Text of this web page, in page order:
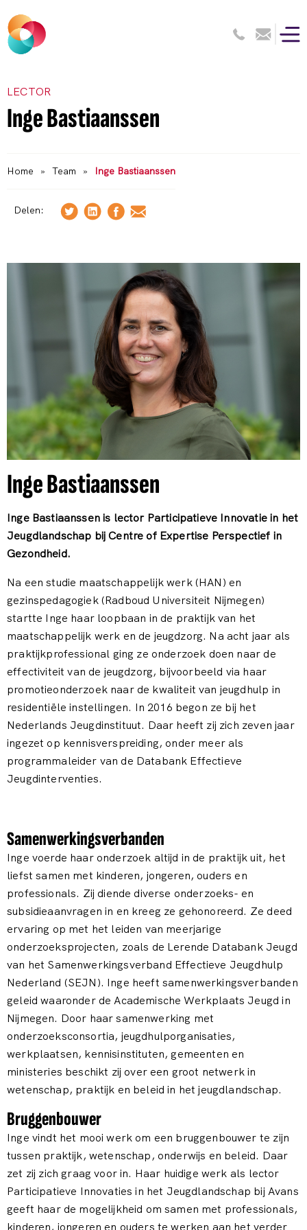
LECTOR
Inge Bastiaanssen
Home » Team » Inge Bastiaanssen
Delen:
Inge Bastiaanssen
Inge Bastiaanssen is lector Participatieve Innovatie in het
Jeugdlandschap bij Centre of Expertise Perspectief in
Gezondheid.
Na een studie maatschappelijk werk (HAN) en
gezinspedagogiek (Radboud Universiteit Nijmegen)
startte Inge haar loopbaan in de praktijk van het
maatschappelijk werk en de jeugdzorg. Na acht jaar als
praktijkprofessional ging ze onderzoek doen naar de
effectiviteit van de jeugdzorg, bijvoorbeeld via haar
promotieonderzoek naar de kwaliteit van jeugdhulp in
residentiële instellingen. In 2016 begon ze bij het
Nederlands Jeugdinstituut. Daar heeft zij zich zeven jaar
ingezet op kennisverspreiding, onder meer als
programmaleider van de Databank Effectieve
Jeugdinterventies.
Samenwerkingsverbanden
Inge voerde haar onderzoek altijd in de praktijk uit, het
liefst samen met kinderen, jongeren, ouders en
professionals. Zij diende diverse onderzoeks- en
subsidieaanvragen in en kreeg ze gehonoreerd. Ze deed
ervaring op met het leiden van meerjarige
onderzoeksprojecten, zoals de Lerende Databank Jeugd
van het Samenwerkingsverband Effectieve Jeugdhulp
Nederland (SEJN). Inge heeft samenwerkingsverbanden
geleid waaronder de Academische Werkplaats Jeugd in
Nijmegen. Door haar samenwerking met
onderzoeksconsortia, jeugdhulporganisaties,
werkplaatsen, kennisinstituten, gemeenten en
ministeries beschikt zij over een groot netwerk in
wetenschap, praktijk en beleid in het jeugdlandschap.
Bruggenbouwer
Inge vindt het mooi werk om een bruggenbouwer te zijn
tussen praktijk, wetenschap, onderwijs en beleid. Daar
zet zij zich graag voor in. Haar huidige werk als lector
Participatieve Innovaties in het Jeugdlandschap bij Avans
geeft haar de mogelijkheid om samen met professionals,
kinderen, jongeren en ouders te werken aan het verder